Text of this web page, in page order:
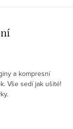
a kompresní
Vše sedí jak ušité!